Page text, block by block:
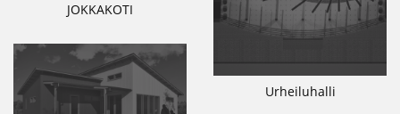
JOKKAKOTI
Urheiluhalli